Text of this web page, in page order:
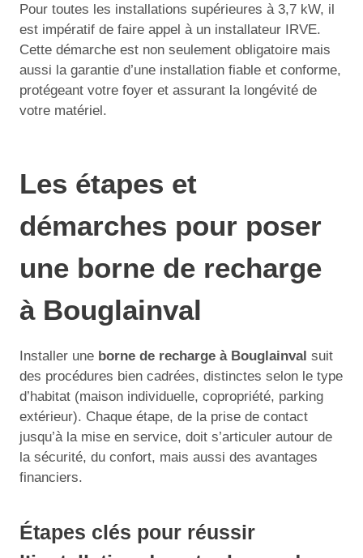
Pour toutes les installations supérieures à 3,7 kW, il
est impératif de faire appel à un installateur IRVE.
Cette démarche est non seulement obligatoire mais
aussi la garantie d’une installation fiable et conforme,
protégeant votre foyer et assurant la longévité de
votre matériel.
Les étapes et
démarches pour poser
une borne de recharge
à Bouglainval
Installer une borne de recharge à Bouglainval suit
des procédures bien cadrées, distinctes selon le type
d’habitat (maison individuelle, copropriété, parking
extérieur). Chaque étape, de la prise de contact
jusqu’à la mise en service, doit s’articuler autour de
la sécurité, du confort, mais aussi des avantages
financiers.
Étapes clés pour réussir